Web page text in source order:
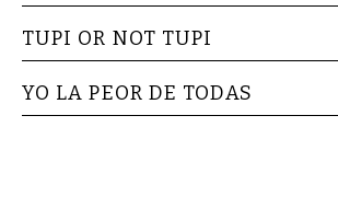
TUPI OR NOT TUPI
YO LA PEOR DE TODAS